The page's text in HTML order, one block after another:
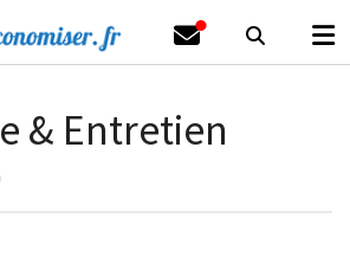
& Entretien